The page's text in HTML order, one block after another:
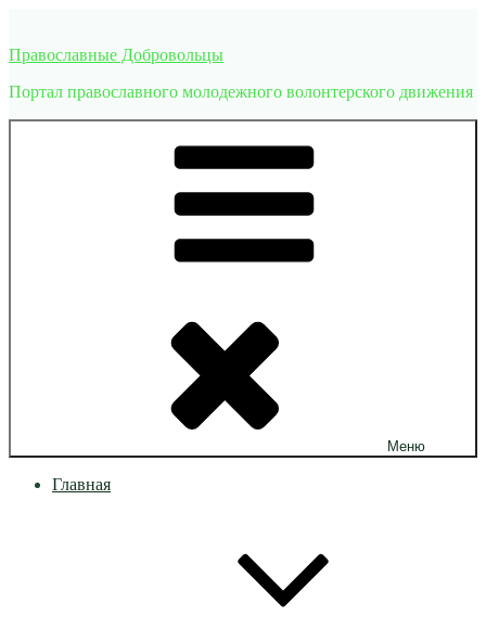
содержимому
Православные Добровольцы
Портал православного молодежного волонтерского движения
Меню
Главная